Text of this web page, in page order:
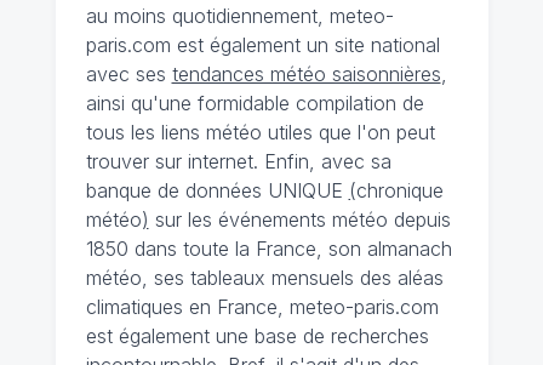
au moins quotidiennement, meteo-
paris.com est également un site national
avec ses tendances météo saisonnières,
ainsi qu'une formidable compilation de
tous les liens météo utiles que l'on peut
trouver sur internet. Enfin, avec sa
banque de données UNIQUE (chronique
météo) sur les événements météo depuis
1850 dans toute la France, son almanach
météo, ses tableaux mensuels des aléas
climatiques en France, meteo-paris.com
est également une base de recherches